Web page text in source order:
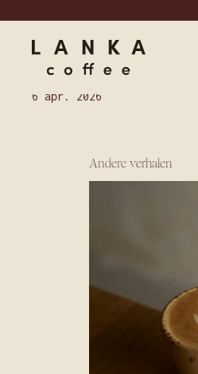
6 apr. 2026
Andere verhalen